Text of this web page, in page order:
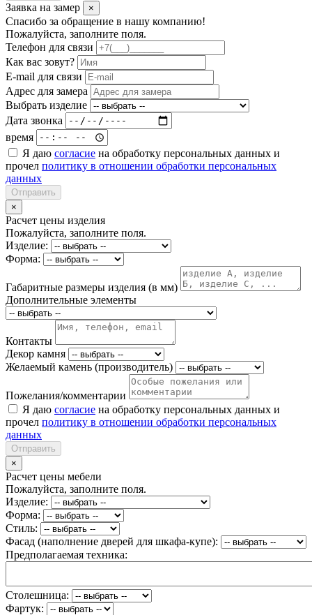
Заявка на замер ×
Спасибо за обращение в нашу компанию!
Пожалуйста, заполните поля.
Телефон для связи
Как вас зовут?
E-mail для связи
Адрес для замера
Выбрать изделие
Дата звонка
время
Я даю согласие на обработку персональных данных и
прочел политику в отношении обработки персональных
данных
Отправить
×
Расчет цены изделия
Пожалуйста, заполните поля.
Изделие:
Форма:
Габаритные размеры изделия (в мм)
Дополнительные элементы
Контакты
Декор камня
Желаемый камень (производитель)
Пожелания/комментарии
Я даю согласие на обработку персональных данных и
прочел политику в отношении обработки персональных
данных
Отправить
×
Расчет цены мебели
Пожалуйста, заполните поля.
Изделие:
Форма:
Стиль:
Фасад (наполнение дверей для шкафа-купе):
Предполагаемая техника:
Столешница:
Фартук: